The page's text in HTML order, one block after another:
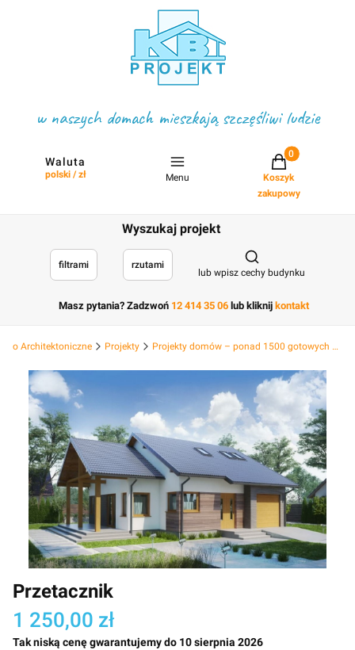
w naszych domach mieszkają szczęśliwi ludzie
Waluta
polski / zł Menu
Projekty w
Koszyk
zakupowy
Wyszukaj projekt
filtrami rzutami
Otwórz
lub wpisz cechy budynku
Masz pytania? Zadzwoń 12 414 35 06 lub kliknij kontakt
Architektoniczne Projekty Projekty domów – ponad 1500 gotowych projektów
Przetacznik
1 250,00 zł
Tak niską cenę gwarantujemy do 10 sierpnia 2026